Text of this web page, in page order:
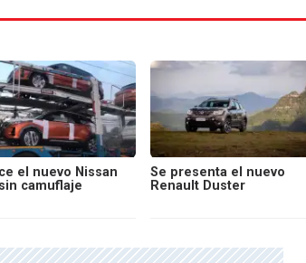
el nuevo Nissan
camuflaje
Se presenta el nuevo
Renault Duster